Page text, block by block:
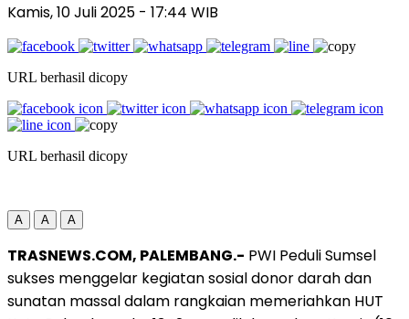
Kamis, 10 Juli 2025 - 17:44 WIB
URL berhasil dicopy
URL berhasil dicopy
A A A
TRASNEWS.COM, PALEMBANG.- PWI Peduli Sumsel
sukses menggelar kegiatan sosial donor darah dan
sunatan massal dalam rangkaian memeriahkan HUT